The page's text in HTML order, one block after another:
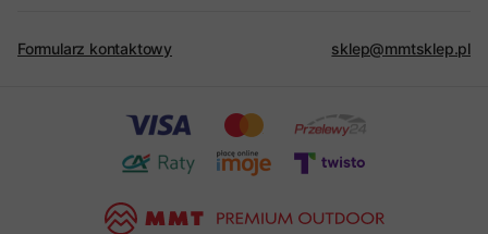
Formularz kontaktowy sklep@mmtsklep.pl